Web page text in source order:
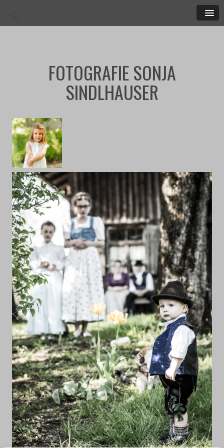
MENU
FOTOGRAFIE SONJA
SINDLHAUSER